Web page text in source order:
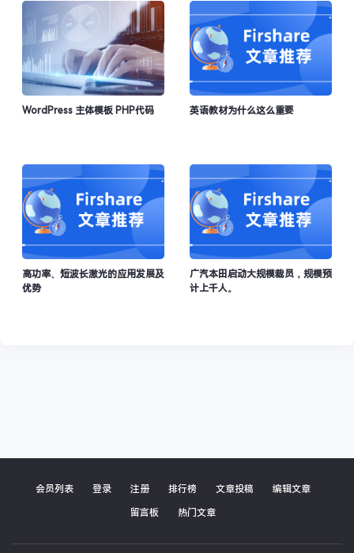
右键快捷采集：网页图片右键点击即可唤起编辑页
面，无需复杂操作，小白也能轻松上手。
突破防盗链限制：针对微信公众号等平台的图片限制，自动模
至指定位置，数据自主管理更安全。
全平台兼容：
适配Chrome等主流浏览器，支持各类网页图
片，包括动态加载、隐藏图片。
安装教程：下载插件源码，在Chrome浏览器中打
开 chrome://extensions/，开启“开发者模式”，点击“加载已解压
的扩展程序”，选择插件文件夹。
总结：
这是一款功能全面、效果显著的图片采集上传插件，值
WordPress 主体模板 PHP代码 英语教材为什么这么重要
高功率、短波长激光的应用发展及
优势
广汽本田启动大规模裁员，规模预
计上千人。
会员列表 登录 注册 排行榜 文章投稿 编辑文章
留言板 热门文章